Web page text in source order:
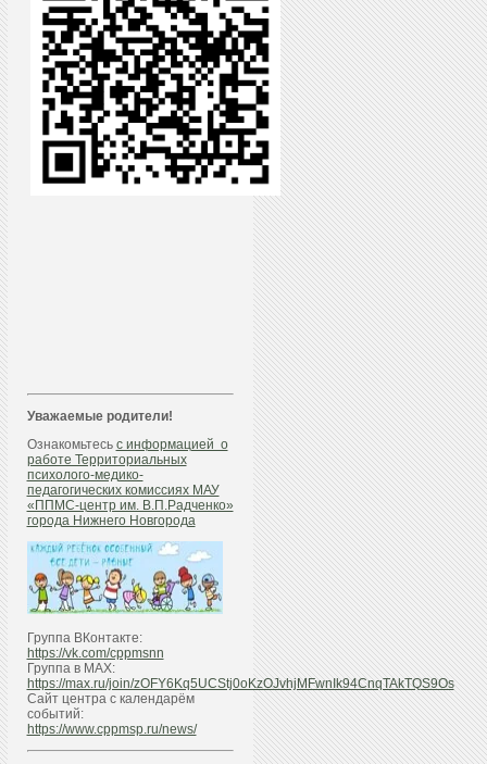
Уважаемые родители!
Ознакомьтесь с информацией о
работе Территориальных
психолого-медико-
педагогических комиссиях МАУ
«ППМС-центр им. В.П.Радченко»
города Нижнего Новгорода
Группа ВКонтакте:
https://vk.com/cppmsnn
Группа в МАХ:
https://max.ru/join/zOFY6Kq5UCStj0oKzOJvhjMFwnIk94CnqTAkTQS9Os
Сайт центра с календарём
событий:
https://www.cppmsp.ru/news/